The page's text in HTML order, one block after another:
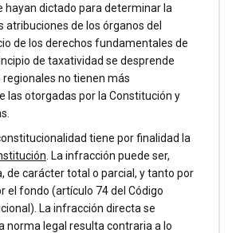
hayan dictado para determinar la
atribuciones de los órganos del
de los derechos fundamentales de
de taxatividad se desprende
no tienen más
las otorgadas por la Constitución y
tiene por finalidad la
. La infracción puede ser,
de carácter total o parcial, y tanto por
el fondo (artículo 74 del Código
La infracción directa se
norma legal resulta contraria a lo